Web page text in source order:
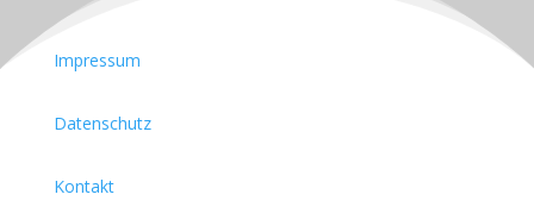
Impressum
Datenschutz
Kontakt